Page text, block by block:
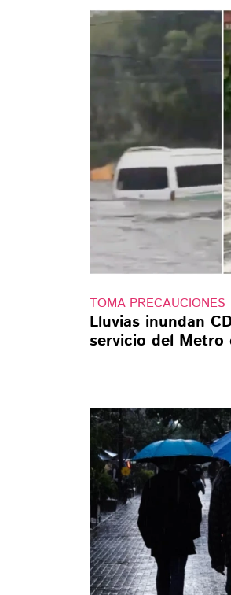
TOMA PRECAUCIONES
Lluvias inundan
servicio del Metro